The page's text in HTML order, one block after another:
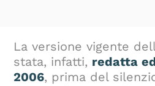
La versione vigente
stata, infatti, redatta
2006, prima del